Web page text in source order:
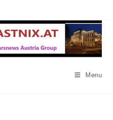
Menu